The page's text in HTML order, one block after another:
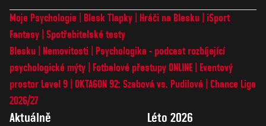
Moje Psychologie Blesk Tlapky Hráči na Blesku
iSport
Fantasy Spotřebitelské testy
Blesku
Nemovitosti
Psychologika - podcast rozbíjející
psychologické mýty
Fotbalové přestupy ONLINE
Eventový
prostor Level 9 OKTAGON 92: Szabová vs. Pudilová
Chance Liga
2026/27
Aktuálně Léto 2026